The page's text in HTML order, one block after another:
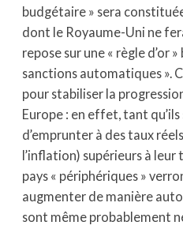
budgétaire » sera
dont le Royaume-Uni ne
repose sur une « règle d’or
sanctions automatiques ».
pour stabiliser la
Europe : en effet, tant
d’emprunter à des taux
l’inflation) supérieurs à leur
pays « périphériques »
augmenter de manière
sont même probablement